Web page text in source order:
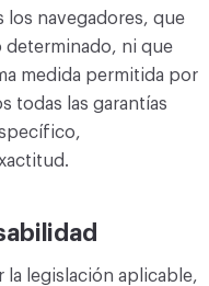
navegadores, que
ni que
medida permitida por
todas las garantías
la legislación aplicable,